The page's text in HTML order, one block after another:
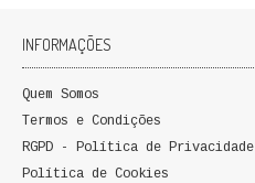
VER CARRINHO
INFORMAÇÕES
Quem Somos
Termos e Condições
RGPD - Política de Privacidade
Política de Cookies